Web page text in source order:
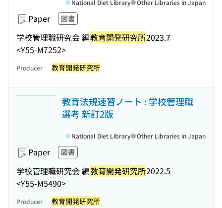
Paper 図書
学校管理職研究会 編教育開発研究所2023.7
<Y55-M7252>
National Diet Library Other Libraries in Japan
Producer 教育開発研究所
教育法規速習ノート : 学校管理職
選考 新訂2版
Paper 図書
学校管理職研究会 編教育開発研究所2022.5
<Y55-M5490>
National Diet Library Other Libraries in Japan
Producer 教育開発研究所